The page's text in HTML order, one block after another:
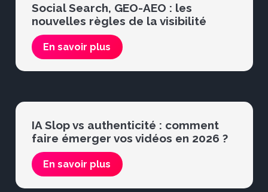
Social Search, GEO-AEO : les
nouvelles règles de la visibilité
En savoir plus
IA Slop vs authenticité : comment
faire émerger vos vidéos en 2026 ?
En savoir plus